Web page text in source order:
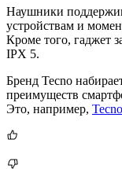
Наушники
устройствам и
Кроме того, гаджет
IPX 5.
Бренд Tecno
преимуществ
Это, например,